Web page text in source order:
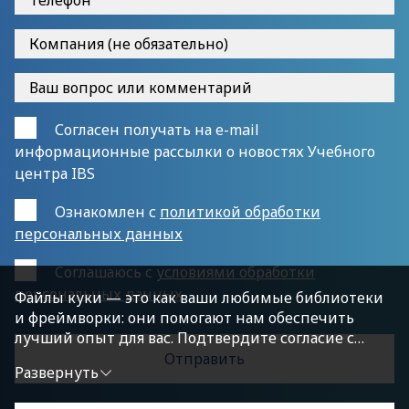
Согласен получать на e-mail
информационные рассылки о новостях Учебного
центра IBS
Ознакомлен с политикой обработки
персональных данных
Cоглашаюсь сусловиями обработки
персональных данных
Файлы куки — это как ваши любимые библиотеки
и фреймворки: они помогают нам обеспечить
лучший опыт для вас. Подтвердите согласие с
политикой конфиденциальности, нажав
«Принимаю условия», чтобы продолжить.
Развернуть